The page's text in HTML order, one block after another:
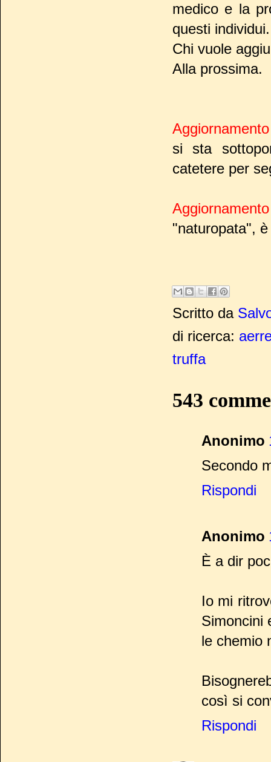
medico e la
questi individui.
Chi vuole
Alla prossima.
si sta
catetere per
"naturopata",
Scritto da
di ricerca:
truffa
543
Anonimo
Secondo
Rispondi
Anonimo
È a dir
Io mi
Simoncini
le chemio
così si
Rispondi